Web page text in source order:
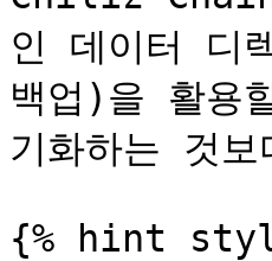
인 데이터 디
백업)을 활용
기화하는 것
{% hint